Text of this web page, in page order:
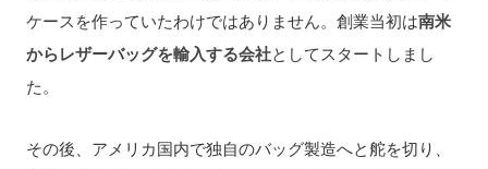
ケースを作っていたわけではありません。創業当初は南米
からレザーバッグを輸入する会社としてスタートしまし
た。
その後、アメリカ国内で独自のバッグ製造へと舵を切り、